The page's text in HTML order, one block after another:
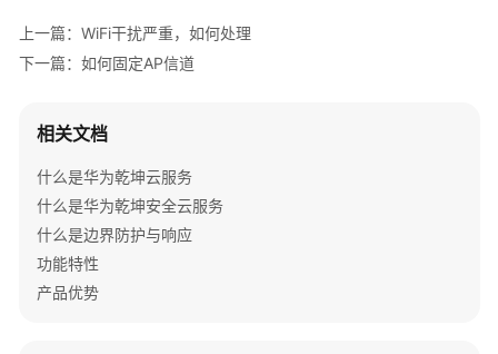
配
案
产
品
介
服
务
上一篇：WiFi干扰严重，如何处理
下一篇：如何固定AP信道
相关文档
什么是华为乾坤云服务
什么是华为乾坤安全云服务
什么是边界防护与响应
功能特性
产品优势